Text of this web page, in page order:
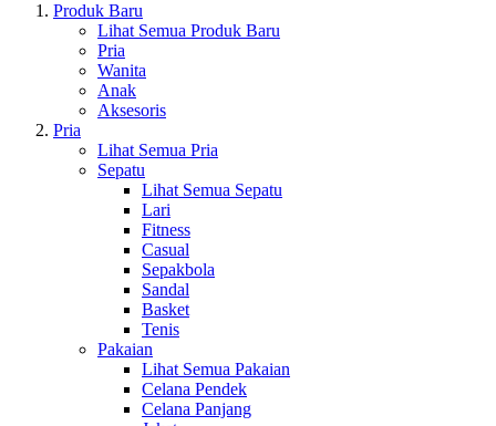
Produk Baru
Lihat Semua Produk Baru
Pria
Wanita
Anak
Aksesoris
Pria
Lihat Semua Pria
Sepatu
Lihat Semua Sepatu
Lari
Fitness
Casual
Sepakbola
Sandal
Basket
Tenis
Pakaian
Lihat Semua Pakaian
Celana Pendek
Celana Panjang